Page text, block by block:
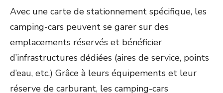
Avec une carte de stationnement spécifique, les
camping-cars peuvent se garer sur des
emplacements réservés et bénéficier
d’infrastructures dédiées (aires de service, points
d’eau, etc.) Grâce à leurs équipements et leur
réserve de carburant, les camping-cars